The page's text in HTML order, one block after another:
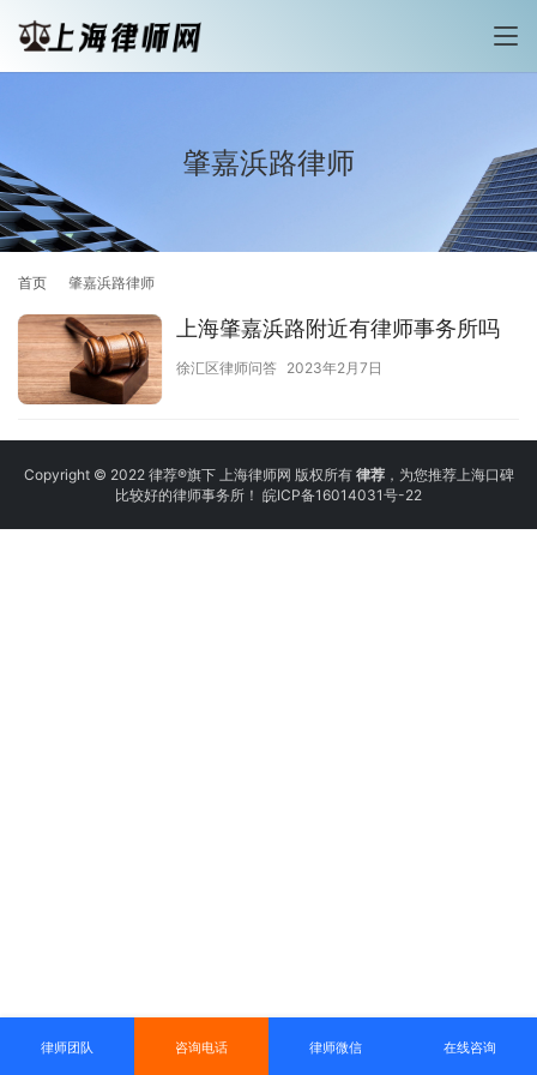
肇嘉浜路律师
首页 肇嘉浜路律师
上海肇嘉浜路附近有律师事务所吗
徐汇区律师问答 2023年2月7日
Copyright © 2022 律荐®旗下 上海律师网 版权所有 律荐，为您推荐上海口碑
比较好的律师事务所！ 皖ICP备16014031号-22
律师团队 咨询电话 律师微信 在线咨询